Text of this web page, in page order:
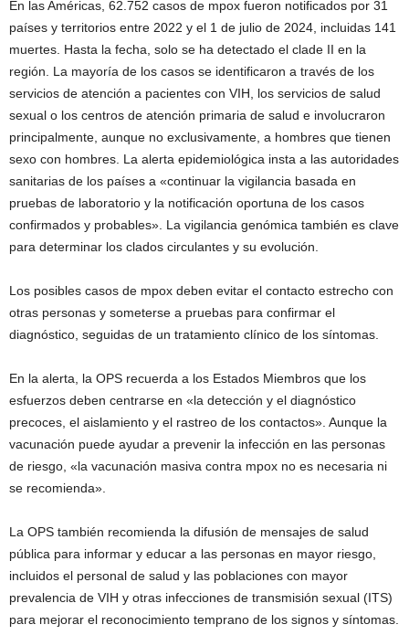
En las Américas, 62.752 casos de mpox fueron notificados por 31
países y territorios entre 2022 y el 1 de julio de 2024, incluidas 141
muertes. Hasta la fecha, solo se ha detectado el clade II en la
región. La mayoría de los casos se identificaron a través de los
servicios de atención a pacientes con VIH, los servicios de salud
sexual o los centros de atención primaria de salud e involucraron
principalmente, aunque no exclusivamente, a hombres que tienen
sexo con hombres. La alerta epidemiológica insta a las autoridades
sanitarias de los países a «continuar la vigilancia basada en
pruebas de laboratorio y la notificación oportuna de los casos
confirmados y probables». La vigilancia genómica también es clave
para determinar los clados circulantes y su evolución.
Los posibles casos de mpox deben evitar el contacto estrecho con
otras personas y someterse a pruebas para confirmar el
diagnóstico, seguidas de un tratamiento clínico de los síntomas.
En la alerta, la OPS recuerda a los Estados Miembros que los
esfuerzos deben centrarse en «la detección y el diagnóstico
precoces, el aislamiento y el rastreo de los contactos». Aunque la
vacunación puede ayudar a prevenir la infección en las personas
de riesgo, «la vacunación masiva contra mpox no es necesaria ni
se recomienda».
La OPS también recomienda la difusión de mensajes de salud
pública para informar y educar a las personas en mayor riesgo,
incluidos el personal de salud y las poblaciones con mayor
prevalencia de VIH y otras infecciones de transmisión sexual (ITS)
para mejorar el reconocimiento temprano de los signos y síntomas.